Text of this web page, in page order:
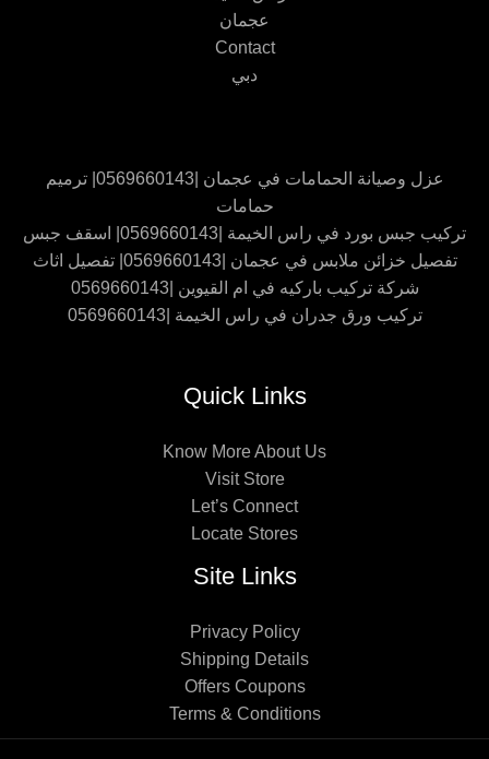
عجمان
Contact
دبي
عزل وصيانة الحمامات في عجمان |0569660143| ترميم
حمامات
تركيب جبس بورد في راس الخيمة |0569660143| اسقف جبس
تفصيل خزائن ملابس في عجمان |0569660143| تفصيل اثاث
شركة تركيب باركيه في ام القيوين |0569660143
تركيب ورق جدران في راس الخيمة |0569660143
Quick Links
Know More About Us
Visit Store
Let’s Connect
Locate Stores
Site Links
Privacy Policy
Shipping Details
Offers Coupons
Terms & Conditions